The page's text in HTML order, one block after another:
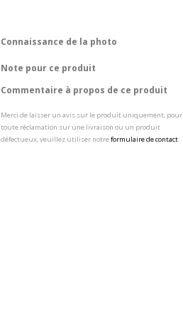
Connaissance de la photo
Note pour ce produit
Commentaire à propos de ce produit
Merci de laisser un avis sur le produit uniquement, pour
toute réclamation sur une livraison ou un produit
défectueux, veuillez utiliser notreformulaire de contact.